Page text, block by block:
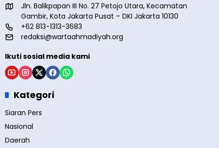
Jln. Balikpapan III No. 27 Petojo Utara, Kecamatan
Gambir, Kota Jakarta Pusat – DKI Jakarta 10130
+62 813-1313-3683
redaksi@wartaahmadiyah.org
Ikuti sosial media kami
Kategori
Siaran Pers
Nasional
Daerah